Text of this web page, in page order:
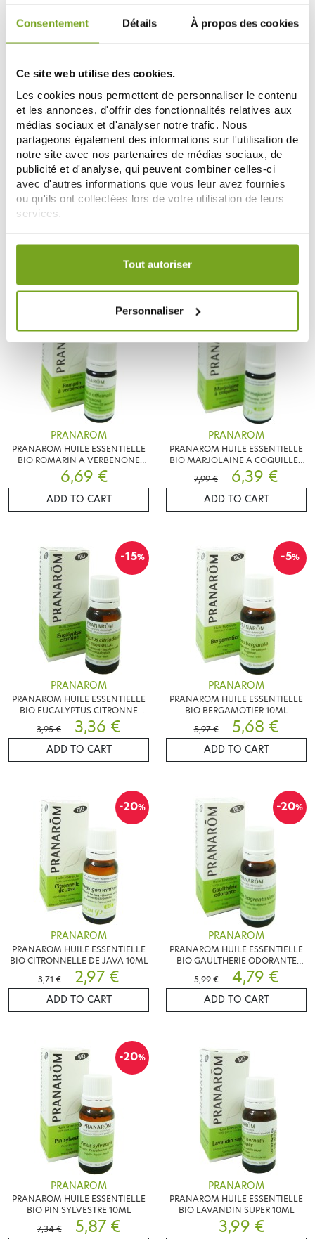
Consentement Détails À propos des cookies
Ce site web utilise des cookies.
Les cookies nous permettent de personnaliser le contenu
et les annonces, d'offrir des fonctionnalités relatives aux
médias sociaux et d'analyser notre trafic. Nous
partageons également des informations sur l'utilisation de
notre site avec nos partenaires de médias sociaux, de
publicité et d'analyse, qui peuvent combiner celles-ci
avec d'autres informations que vous leur avez fournies
ou qu'ils ont collectées lors de votre utilisation de leurs
services.
Votre choix de consentement est conservé pendant une
Tout autoriser
Personnaliser
PRANAROM
PRANAROM HUILE ESSENTIELLE
BIO PALMAROSA 10ML
PRANAROM
PRANAROM HUILE ESSENTIELLE
PRANAROM
PRANAROM HUILE ESSENTIELLE
BIO ROMARIN A VERBENONE
5ML
6,69 €
ADD TO CART
PRANAROM
PRANAROM HUILE ESSENTIELLE
BIO MARJOLAINE A COQUILLES
5ML
7,99 € 6,39 €
ADD TO CART
-15%
PRANAROM
PRANAROM HUILE ESSENTIELLE
BIO EUCALYPTUS CITRONNE
10ML
3,95 € 3,36 €
ADD TO CART
-5%
PRANAROM
PRANAROM HUILE ESSENTIELLE
BIO BERGAMOTIER 10ML
5,97 €
5,68 €
ADD TO CART
-20%
PRANAROM
PRANAROM HUILE ESSENTIELLE
BIO CITRONNELLE DE JAVA 10ML
3,71 €
2,97 €
ADD TO CART
-20%
PRANAROM
PRANAROM HUILE ESSENTIELLE
BIO GAULTHERIE ODORANTE
10ML
5,99 € 4,79 €
ADD TO CART
-20%
PRANAROM
PRANAROM HUILE ESSENTIELLE
BIO PIN SYLVESTRE 10ML
7,34 €
5,87 €
PRANAROM
PRANAROM HUILE ESSENTIELLE
BIO LAVANDIN SUPER 10ML
3,99 €